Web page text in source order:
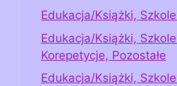
Edukacja/Książki,
Edukacja/Książki,
Korepetycje, Pozostałe
Edukacja/Książki,